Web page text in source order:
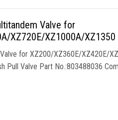
Valve for
XZ720E/XZ1000A/XZ1350
for XZ200/XZ360E/XZ420E/
Pull Valve Part No.:803488036